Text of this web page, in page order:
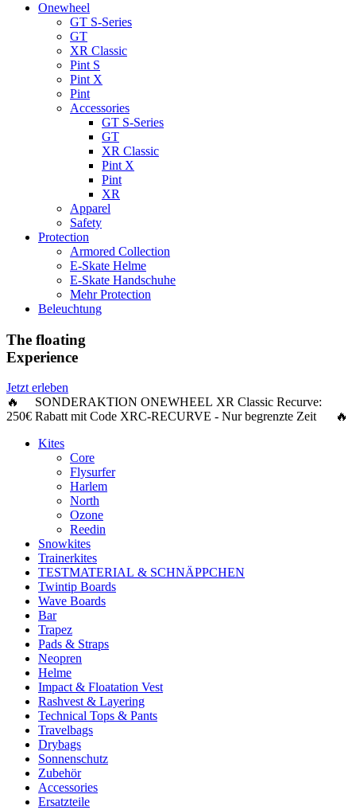
Onewheel
GT S-Series
GT
XR Classic
Pint S
Pint X
Pint
Accessories
GT S-Series
GT
XR Classic
Pint X
Pint
XR
Apparel
Safety
Protection
Armored Collection
E-Skate Helme
E-Skate Handschuhe
Mehr Protection
Beleuchtung
The floating
Experience
Jetzt erleben
🔥 SONDERAKTION ONEWHEEL XR Classic Recurve:
250€ Rabattmit Code XRC-RECURVE - Nur begrenzte Zeit 🔥
Kites
Core
Flysurfer
Harlem
North
Ozone
Reedin
Snowkites
Trainerkites
TESTMATERIAL & SCHNÄPPCHEN
Twintip Boards
Wave Boards
Bar
Trapez
Pads & Straps
Neopren
Helme
Impact & Floatation Vest
Rashvest & Layering
Technical Tops & Pants
Travelbags
Drybags
Sonnenschutz
Zubehör
Accessories
Ersatzteile